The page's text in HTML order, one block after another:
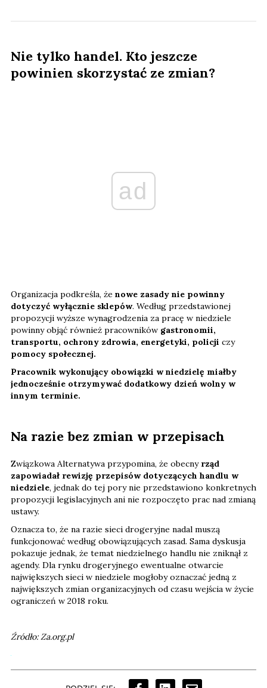
Nie tylko handel. Kto jeszcze
powinien skorzystać ze zmian?
ad
Organizacja podkreśla, że nowe zasady nie powinny
dotyczyć wyłącznie sklepów. Według przedstawionej
propozycji wyższe wynagrodzenia za pracę w niedziele
powinny objąć również pracowników gastronomii,
transportu, ochrony zdrowia, energetyki, policji czy
pomocy społecznej.
Pracownik wykonujący obowiązki w niedzielę miałby
jednocześnie otrzymywać dodatkowy dzień wolny w
innym terminie.
Na razie bez zmian w przepisach
Związkowa Alternatywa przypomina, że obecny rząd
zapowiadał rewizję przepisów dotyczących handlu w
niedziele, jednak do tej pory nie przedstawiono konkretnych
propozycji legislacyjnych ani nie rozpoczęto prac nad zmianą
ustawy.
Oznacza to, że na razie sieci drogeryjne nadal muszą
funkcjonować według obowiązujących zasad. Sama dyskusja
pokazuje jednak, że temat niedzielnego handlu nie zniknął z
agendy. Dla rynku drogeryjnego ewentualne otwarcie
największych sieci w niedziele mogłoby oznaczać jedną z
największych zmian organizacyjnych od czasu wejścia w życie
ograniczeń w 2018 roku.
Źródło: Za.org.pl